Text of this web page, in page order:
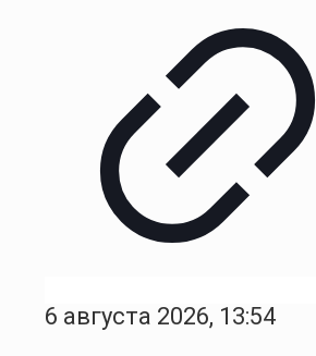
6 августа 2026, 13:54